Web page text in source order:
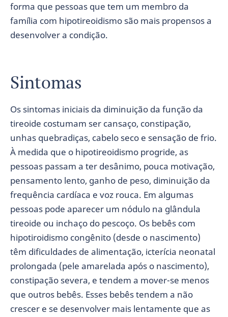
forma que pessoas que tem um membro da
família com hipotireoidismo são mais propensos a
desenvolver a condição.
Sintomas
Os sintomas iniciais da diminuição da função da
tireoide costumam ser cansaço, constipação,
unhas quebradiças, cabelo seco e sensação de frio.
À medida que o hipotireoidismo progride, as
pessoas passam a ter desânimo, pouca motivação,
pensamento lento, ganho de peso, diminuição da
frequência cardíaca e voz rouca. Em algumas
pessoas pode aparecer um nódulo na glândula
tireoide ou inchaço do pescoço. Os bebês com
hipotiroidismo congênito (desde o nascimento)
têm dificuldades de alimentação, icterícia neonatal
prolongada (pele amarelada após o nascimento),
constipação severa, e tendem a mover-se menos
que outros bebês. Esses bebês tendem a não
crescer e se desenvolver mais lentamente que as